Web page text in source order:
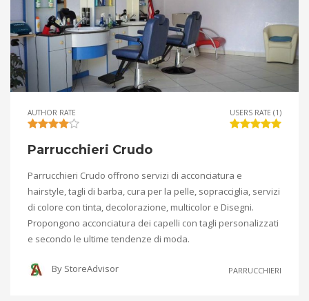
AUTHOR RATE USERS RATE (1)
Parrucchieri Crudo
Parrucchieri Crudo offrono servizi di acconciatura e
hairstyle, tagli di barba, cura per la pelle, sopracciglia, servizi
di colore con tinta, decolorazione, multicolor e Disegni.
Propongono acconciatura dei capelli con tagli personalizzati
e secondo le ultime tendenze di moda.
By StoreAdvisor PARRUCCHIERI